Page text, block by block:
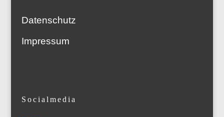
Datenschutz
Impressum
Socialmedia